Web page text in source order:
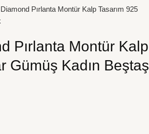
Pırlanta Montür Kalp Tasarım 925
Pırlanta Montür Kalp
Gümüş Kadın Beştaş